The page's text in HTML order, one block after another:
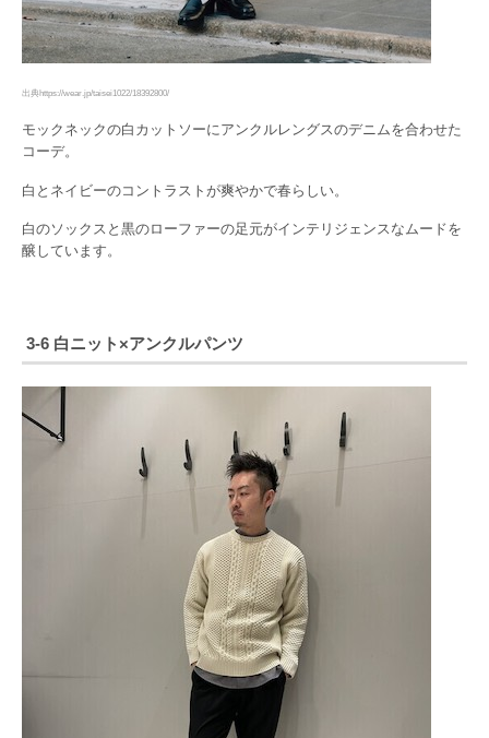
出典https://wear.jp/taisei1022/18392800/
モックネックの白カットソーにアンクルレングスのデニムを合わせた
コーデ。
白とネイビーのコントラストが爽やかで春らしい。
白のソックスと黒のローファーの足元がインテリジェンスなムードを
醸しています。
3-6 白ニット×アンクルパンツ